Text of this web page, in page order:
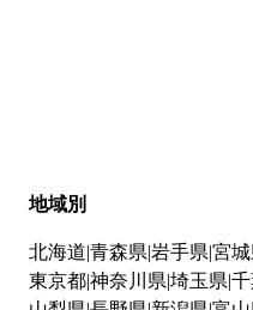
地域別
北海道 青森県 岩手県 宮
東京都神奈川県 埼玉県